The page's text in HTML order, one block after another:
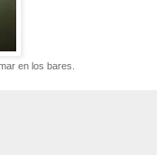
en los bares.